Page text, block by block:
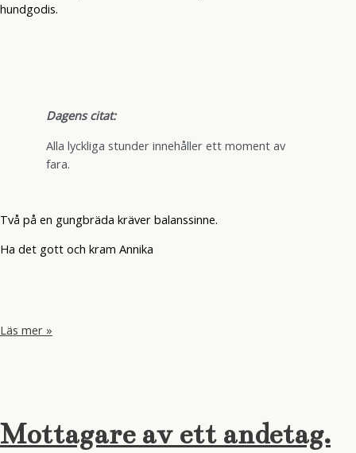
hundgodis.
Dagens citat:
Alla lyckliga stunder innehåller ett moment av
fara.
Två på en gungbräda kräver balanssinne.
Ha det gott och kram Annika
De
gungbräda.
Läs mer »
Mottagare av ett andetag.